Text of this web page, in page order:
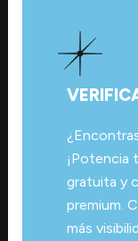
¡Potencia
gratuita y
premium.
más